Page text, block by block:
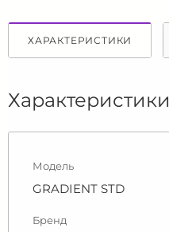
ХАРАКТЕРИСТИКИ
Характеристики
Модель
GRADIENT STD
Бренд